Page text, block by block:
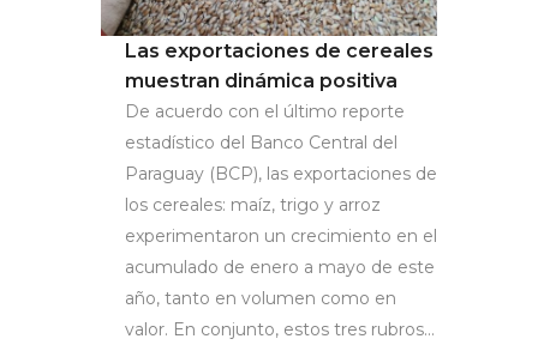
Las exportaciones de cereales
muestran dinámica positiva
De acuerdo con el último reporte
estadístico del Banco Central del
Paraguay (BCP), las exportaciones de
los cereales: maíz, trigo y arroz
experimentaron un crecimiento en el
acumulado de enero a mayo de este
año, tanto en volumen como en
valor. En conjunto, estos tres rubros...